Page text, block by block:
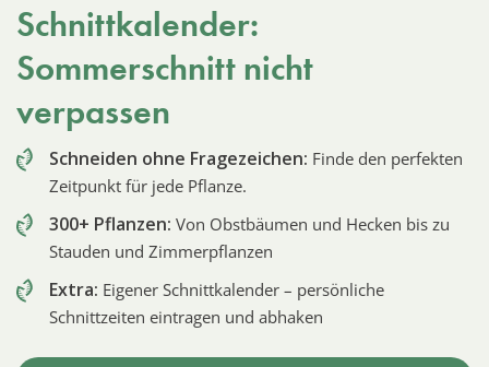
Schnittkalender:
Sommerschnitt nicht
verpassen
Schneiden ohne Fragezeichen: Finde den perfekten
Zeitpunkt für jede Pflanze.
300+ Pflanzen: Von Obstbäumen und Hecken bis zu
Stauden und Zimmerpflanzen
Extra: Eigener Schnittkalender – persönliche
Schnittzeiten eintragen und abhaken